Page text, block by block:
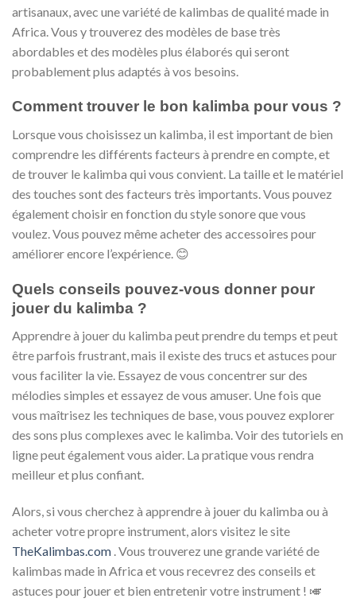
artisanaux, avec une variété de kalimbas de qualité made in
Africa. Vous y trouverez des modèles de base très
abordables et des modèles plus élaborés qui seront
probablement plus adaptés à vos besoins.
Comment trouver le bon kalimba pour vous ?
Lorsque vous choisissez un kalimba, il est important de bien
comprendre les différents facteurs à prendre en compte, et
de trouver le kalimba qui vous convient. La taille et le matériel
des touches sont des facteurs très importants. Vous pouvez
également choisir en fonction du style sonore que vous
voulez. Vous pouvez même acheter des accessoires pour
améliorer encore l’expérience. 😊
Quels conseils pouvez-vous donner pour
jouer du kalimba ?
Apprendre à jouer du kalimba peut prendre du temps et peut
être parfois frustrant, mais il existe des trucs et astuces pour
vous faciliter la vie. Essayez de vous concentrer sur des
mélodies simples et essayez de vous amuser. Une fois que
vous maîtrisez les techniques de base, vous pouvez explorer
des sons plus complexes avec le kalimba. Voir des tutoriels en
ligne peut également vous aider. La pratique vous rendra
meilleur et plus confiant.
Alors, si vous cherchez à apprendre à jouer du kalimba ou à
acheter votre propre instrument, alors visitez le site
TheKalimbas.com . Vous trouverez une grande variété de
kalimbas made in Africa et vous recevrez des conseils et
astuces pour jouer et bien entretenir votre instrument ! 🎺️